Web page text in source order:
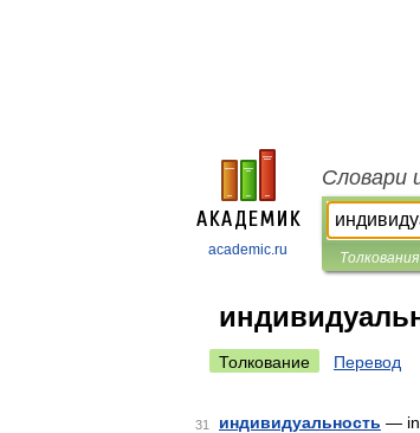
academic.ru
Словари
Толкования
Толкование Перевод
31 индивидуальность —